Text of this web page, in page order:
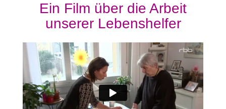
Ein Film über die Arbeit
unserer Lebenshelfer